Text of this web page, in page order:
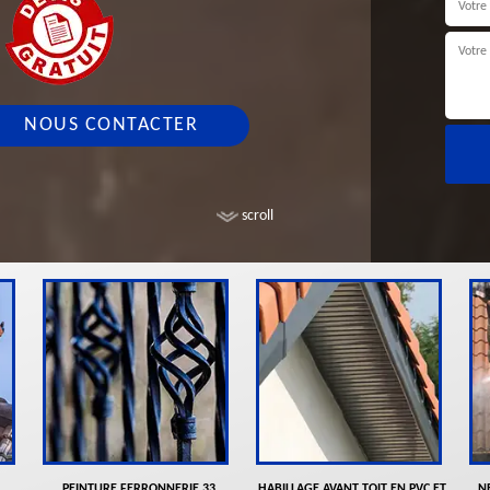
scroll
NOUS CONTACTER